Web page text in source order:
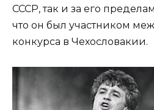
СССР, так и за его
что он был участником
конкурса в Чехословакии.